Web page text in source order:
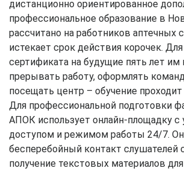
дистанционно ориентированное
профессиональное образование в
рассчитано на работников аптечных
истекает срок действия корочек.
сертификата на будущие пять лет им
прерывать работу, оформлять
посещать центр – обучение
Для профессиональной подготовки
АПОК использует онлайн-площадку
доступом и режимом работы 24/7.
бесперебойный контакт слушателей
получение текстовых материалов